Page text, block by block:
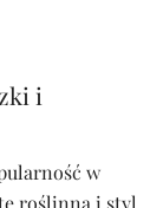
i
w
roślinną i styl